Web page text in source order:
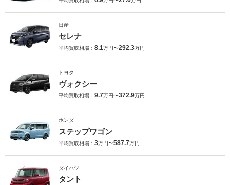
日産
セレナ
平均買取相場： 8.1万円〜292.3万円
トヨタ
ヴォクシー
平均買取相場： 9.7万円〜372.9万円
ホンダ
ステップワゴン
平均買取相場： 3万円〜587.7万円
ダイハツ
タント